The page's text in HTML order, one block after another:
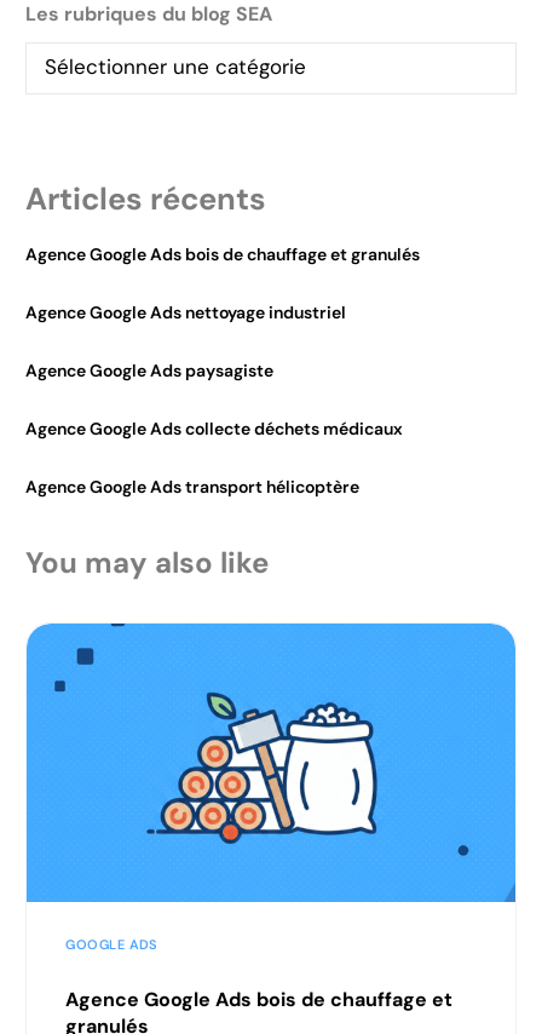
Les rubriques du blog SEA
Articles récents
Agence Google Ads bois de chauffage et granulés
Agence Google Ads nettoyage industriel
Agence Google Ads paysagiste
Agence Google Ads collecte déchets médicaux
Agence Google Ads transport hélicoptère
You may also like
GOOGLE ADS
Agence Google Ads bois de chauffage et
granulés